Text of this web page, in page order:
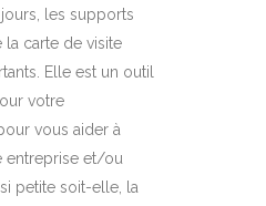
les supports
carte de visite
Elle est un outil
votre
vous aider à
entreprise et/ou
petite soit-elle, la